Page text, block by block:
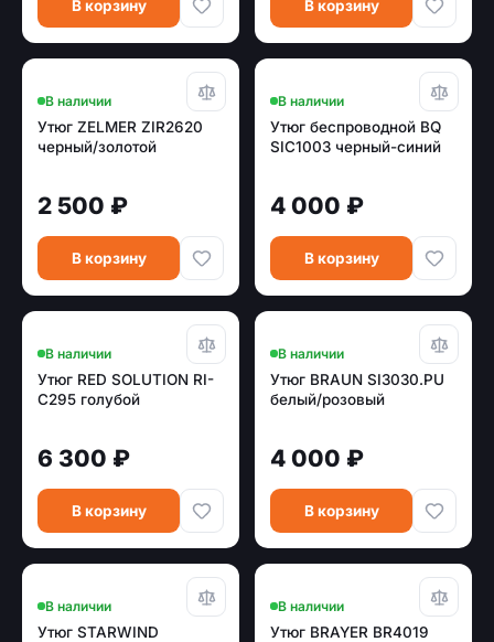
В корзину В корзину
В наличии
Утюг ZELMER ZIR2620
черный/золотой
2 500 ₽
В корзину
В наличии
Утюг беспроводной BQ
SIC1003 черный-синий
4 000 ₽
В корзину
В наличии
Утюг RED SOLUTION RI-
C295 голубой
6 300 ₽
В корзину
В наличии
Утюг BRAUN SI3030.PU
белый/розовый
4 000 ₽
В корзину
В наличии
Утюг STARWIND
В наличии
Утюг BRAYER BR4019